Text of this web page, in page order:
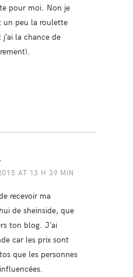
pour moi. Non je
un peu la roulette
la chance de
AT 13 H 39 MIN
recevoir ma
de sheinside, que
ton blog. J’ai
car les prix sont
que les personnes